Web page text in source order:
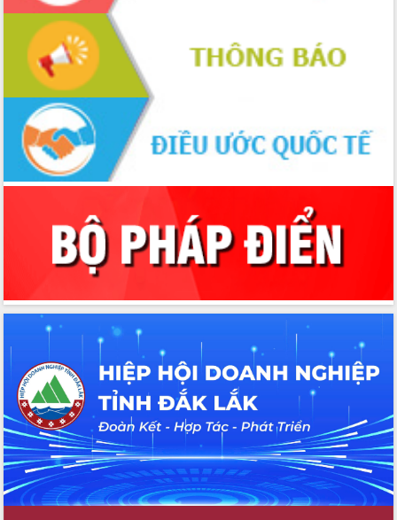
Chuyển đổi số 'mở đường' cho nông
nghiệp Đắk Lắk tăng trưởng bứt phá
Triển khai đồng bộ đo đạc, lập hồ sơ
địa chính, hoàn thiện cơ sở dữ liệu đất
Ứng dụng sinh trắc học - Bước tiến
trong hành trình chuyển đổi số tại Đắk
Lắk
Đắk Lắk nâng cao hiệu quả công tác
Đắk Lắk đẩy mạnh nuôi biển công
nghệ, hướng tới phát triển thủy sản
bền vững
Tập huấn nâng cao năng lực triển khai
chuyển đổi số cho cán bộ, công chức
cấp xã
Đắk Lắk phát động hưởng ứng Ngày
Quyền của người tiêu dùng Việt Nam
2026
Đẩy mạnh cải cách hành chính, quyết
tâm đạt được mục tiêu tăng trưởng
hai con số trong năm 2026
Tổ chức trang trọng Lễ hội Đền thờ
Lương Văn Chánh năm 2026
Phó Bí thư Tỉnh ủy Đắk Lắk Đỗ Hữu